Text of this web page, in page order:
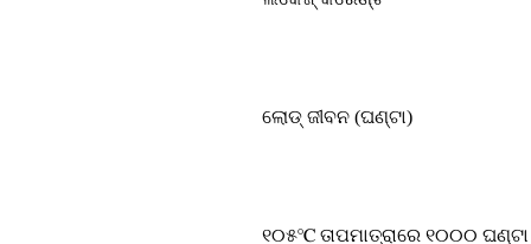
ଲୋଡ୍ ଜୀବନ (ଘଣ୍ଟା)
୧୦୫℃ ତାପମାତ୍ରାରେ ୧୦୦୦